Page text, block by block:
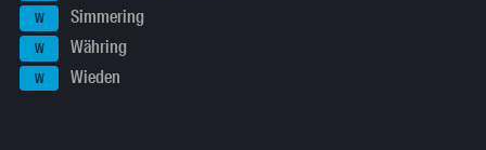
W Simmering
W Währing
W Wieden